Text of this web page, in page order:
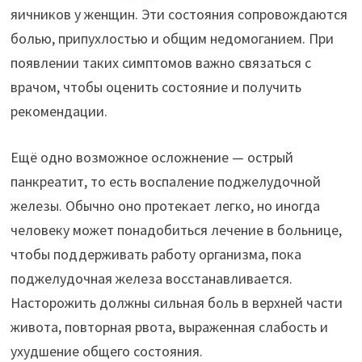
яичников у женщин. Эти состояния сопровождаются
болью, припухлостью и общим недомоганием. При
появлении таких симптомов важно связаться с
врачом, чтобы оценить состояние и получить
рекомендации.
Ещё одно возможное осложнение — острый
панкреатит, то есть воспаление поджелудочной
железы. Обычно оно протекает легко, но иногда
человеку может понадобиться лечение в больнице,
чтобы поддерживать работу организма, пока
поджелудочная железа восстанавливается.
Насторожить должны сильная боль в верхней части
живота, повторная рвота, выраженная слабость и
ухудшение общего состояния.